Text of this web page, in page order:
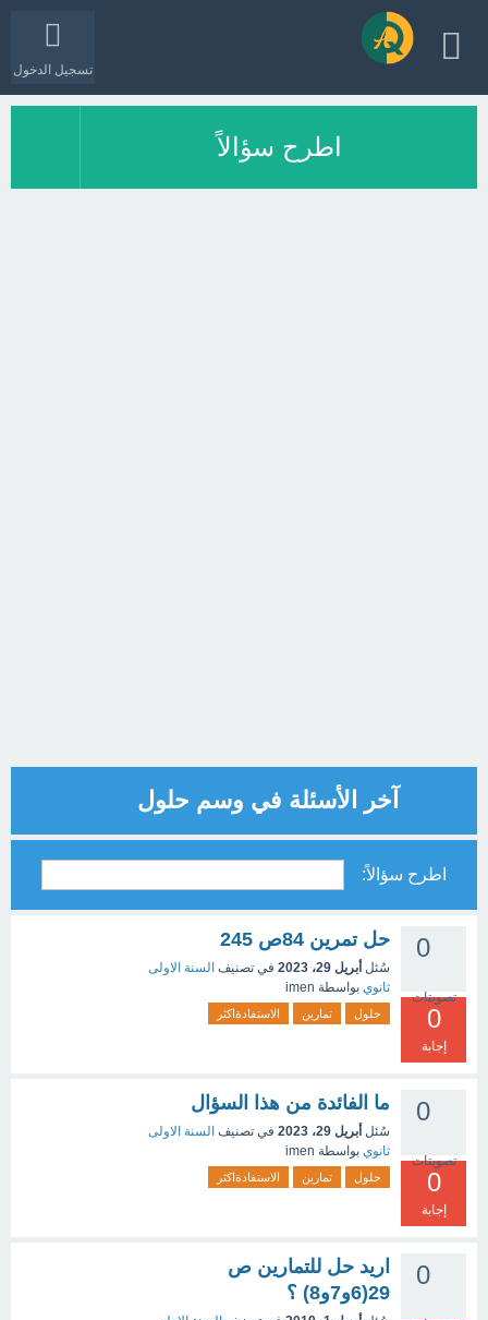
تسجيل الدخول
اطرح سؤالاً
آخر الأسئلة في وسم حلول
اطرح سؤالاً:
0
تصويتات
0
إجابة
حل تمرين 84ص 245
سُئل أبريل 29، 2023 في تصنيف السنة الاولى
ثانوي بواسطة imen
حلول تمارين الاستفادةاكثر
0
تصويتات
0
إجابة
ما الفائدة من هذا السؤال
سُئل أبريل 29، 2023 في تصنيف السنة الاولى
ثانوي بواسطة imen
حلول تمارين الاستفادةاكثر
0
اريد حل للتمارين ص
29(6و7و8) ؟